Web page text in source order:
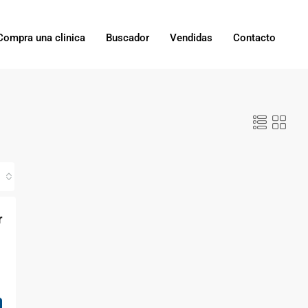
una clinica Buscador Vendidas Contacto